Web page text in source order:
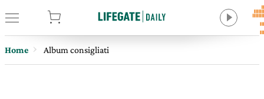
Home Album consigliati